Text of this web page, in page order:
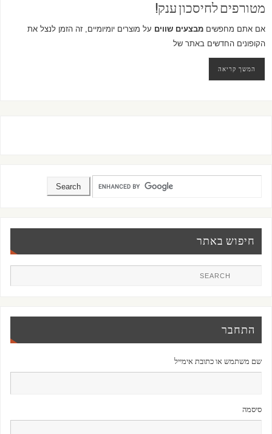
מטורפים לחיסכון ענק!
אם אתם מחפשים מבצעים שווים על מוצרים יומיומיים, זה הזמן לנצל את
הקופונים החדשים באתר של
המשך קריאה
חיפוש באתר
התחבר
שם משתמש או כתובת אימייל
סיסמה